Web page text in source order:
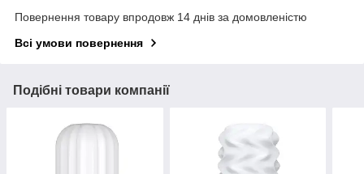
Повернення товару впродовж 14 днів за домовленістю
Всі умови повернення
Подібні товари компанії